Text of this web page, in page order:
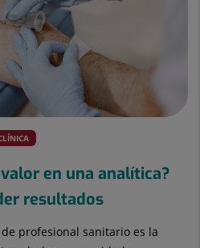
en una analítica?
resultados
profesional sanitario es la